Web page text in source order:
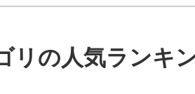
リの人気ランキ